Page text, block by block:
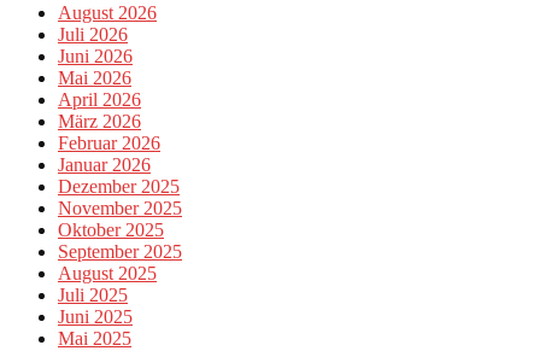
August 2026
Juli 2026
Juni 2026
Mai 2026
April 2026
März 2026
Februar 2026
Januar 2026
Dezember 2025
November 2025
Oktober 2025
September 2025
August 2025
Juli 2025
Juni 2025
Mai 2025